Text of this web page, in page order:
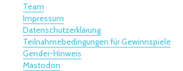
Team
Impressum
Datenschutzerklärung
Teilnahmebedingungen für Gewinnspiele
Gender-Hinweis
Mastodon